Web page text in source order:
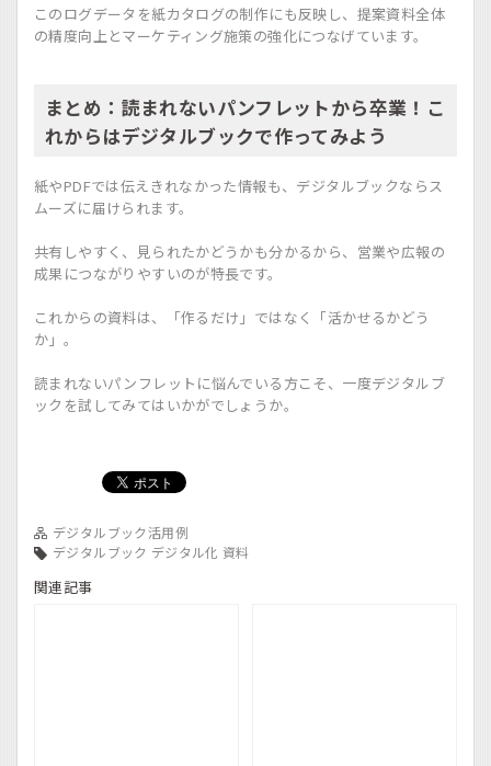
このログデータを紙カタログの制作にも反映し、提案資料全体
の精度向上とマーケティング施策の強化につなげています。
まとめ：読まれないパンフレットから卒業！こ
れからはデジタルブックで作ってみよう
紙やPDFでは伝えきれなかった情報も、デジタルブックならス
ムーズに届けられます。
共有しやすく、見られたかどうかも分かるから、営業や広報の
成果につながりやすいのが特長です。
これからの資料は、「作るだけ」ではなく「活かせるかどう
か」。
読まれないパンフレットに悩んでいる方こそ、一度デジタルブ
ックを試してみてはいかがでしょうか。
デジタルブック活用例
デジタルブック デジタル化 資料
関連記事